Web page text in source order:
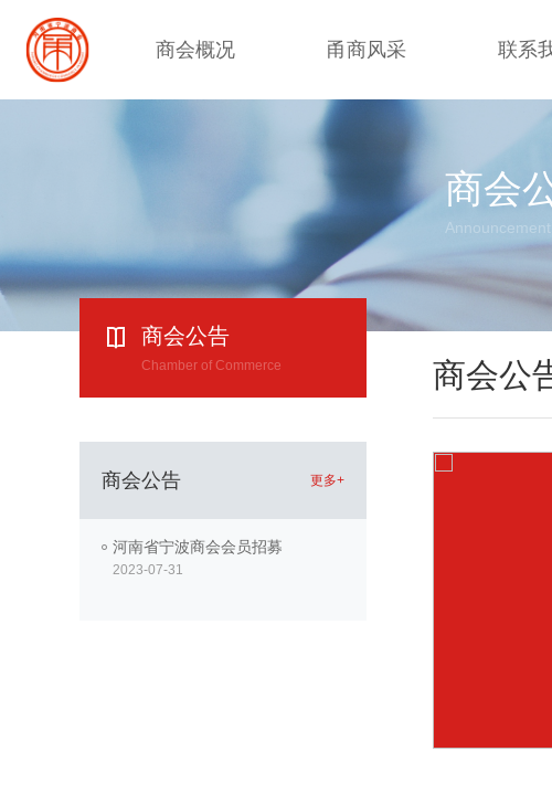
商会概况 甬商风采 联系
商会
Announcement
商会公告
Chamber of Commerce
商会公告 更多+
河南省宁波商会会员招募
2023-07-31
商会公